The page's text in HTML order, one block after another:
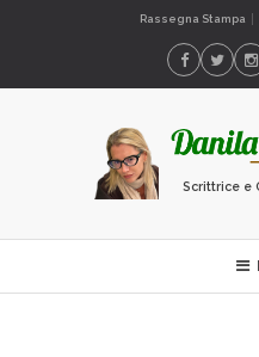
Rassegna Stampa
Scrittrice e